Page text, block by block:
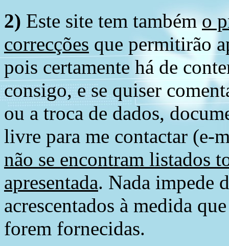
2) Este site tem tambémo
correcções que permitirão
pois certamente há de
consigo, e se quiser
ou a troca de dados,
livre para me contactar (e-
não se encontram listados
apresentada. Nada impede
acrescentados à medida
forem fornecidas.